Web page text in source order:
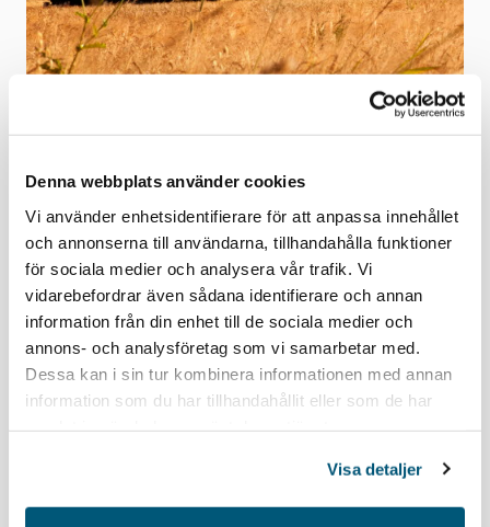
Denna webbplats använder cookies
Vi använder enhetsidentifierare för att anpassa innehållet
och annonserna till användarna, tillhandahålla funktioner
för sociala medier och analysera vår trafik. Vi
vidarebefordrar även sådana identifierare och annan
information från din enhet till de sociala medier och
annons- och analysföretag som vi samarbetar med.
Dessa kan i sin tur kombinera informationen med annan
information som du har tillhandahållit eller som de har
Visa detaljer
Som medlem får du ta del av
medlemsexklusivt innehåll
Vi ger dig ett effektivt stöd som chef.
Tillsammans bygger vi din kunskap.
Ta del av branschanpassade kollektivavtal som
underlättar vardagen.
Saknar du ett webbkonto?Registrera här